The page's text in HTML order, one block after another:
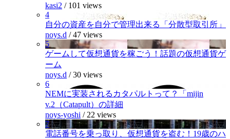
kasi2 / 101 views
4
自分の資産を自分で管理出来る「分散型取引所」
noys.d /47 views
5
ゲームして仮想通貨を稼ごう！話題の仮想通貨ゲ
ーム
noys.d /30 views
6
NEMに実装されるカタパルトって？「mijin
v.2（Catapult）の詳細
noys-yoshi / 22 views
7
電話番号を乗っ取り、仮想通貨を盗む！19歳のハ